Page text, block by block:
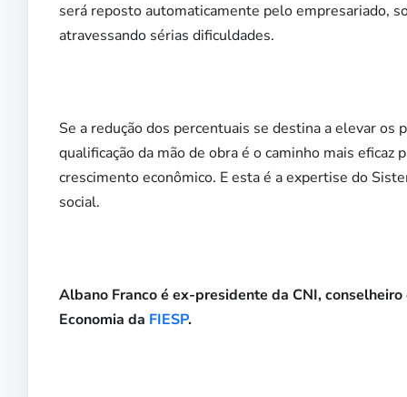
será reposto automaticamente pelo empresariado,
atravessando sérias dificuldades.
Se a redução dos percentuais se destina a elevar
qualificação da mão de obra é o caminho mais
crescimento econômico. E esta é a expertise do
social.
Albano Franco é ex-presidente da CNI,
Economia da FIESP.